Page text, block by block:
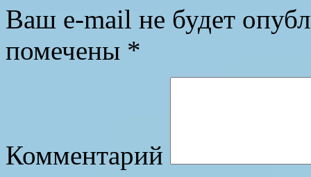
Ваш e-mail не будет
помечены *
Комментарий